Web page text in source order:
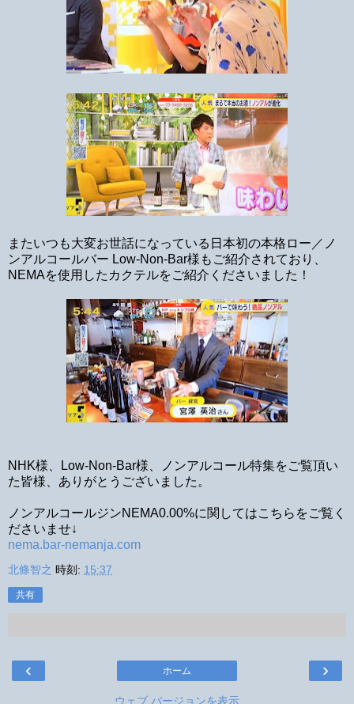
またいつも大変お世話になっている日本初の本格ロー／ノ
ンアルコールバー Low-Non-Bar様もご紹介されており、
NEMAを使用したカクテルをご紹介くださいました！
NHK様、Low-Non-Bar様、ノンアルコール特集をご覧頂い
た皆様、ありがとうございました。
ノンアルコールジンNEMA0.00%に関してはこちらをご覧く
ださいませ↓
nema.bar-nemanja.com
北條智之 時刻: 15:37
共有
‹ ›
ホーム
ウェブ バージョンを表示